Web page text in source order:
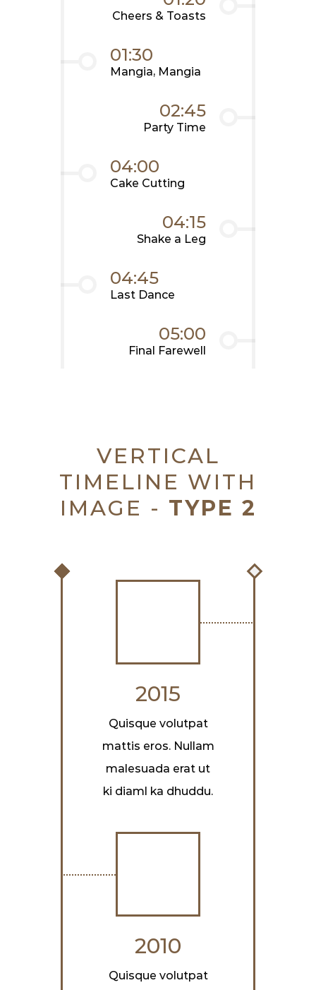
Cheers & Toasts
01:30
Mangia, Mangia
02:45
Party Time
04:00
Cake Cutting
04:15
Shake a Leg
04:45
Last Dance
05:00
Final Farewell
VERTICAL
TIMELINE WITH
IMAGE - TYPE 2
2015
Quisque volutpat
mattis eros. Nullam
malesuada erat ut
ki diaml ka dhuddu.
2010
Quisque volutpat